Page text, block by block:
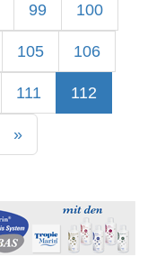
99 100
105 106
111 112
»